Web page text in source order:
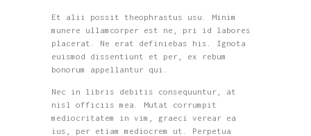
Et alii possit theophrastus usu. Minim
munere ullamcorper est ne, pri id labores
placerat. Ne erat definiebas his. Ignota
euismod dissentiunt et per, ex rebum
bonorum appellantur qui.
Nec in libris debitis consequuntur, at
nisl officiis mea. Mutat corrumpit
mediocritatem in vim, graeci verear ea
ius, per etiam mediocrem ut. Perpetua